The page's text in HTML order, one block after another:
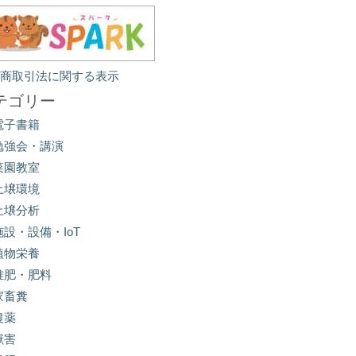
取引法に関する表示
ゴリー
子書籍
強会・講演
園教室
壌環境
壌分析
設・設備・IoT
物栄養
肥・肥料
畜糞
薬
害